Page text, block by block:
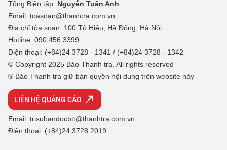
Tổng Biên tập: Nguyễn Tuấn Anh
Email: toasoan@thanhtra.com.vn
Địa chỉ tòa soạn: 100 Tô Hiệu, Hà Đông, Hà Nội.
Hotline: 090.456.3399
Điện thoại: (+84)24 3728 - 1341 / (+84)24 3728 - 1342
© Copyright 2025 Báo Thanh tra, All rights reserved
® Báo Thanh tra giữ bản quyền nội dung trên website này
LIÊN HỆ QUẢNG CÁO
Email: trisubandocbtt@thanhtra.com.vn
Điện thoại: (+84)24 3728 2019